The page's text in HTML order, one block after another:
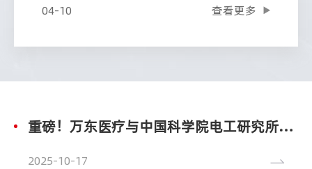
04-10 查看更多
重磅！万东医疗与中国科学院电工研究所携手攻关高场强无液氦磁共振技术!
10-17
2025